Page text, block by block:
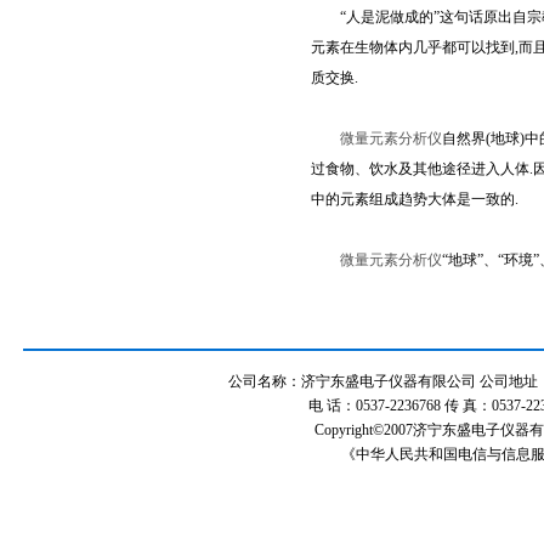
“人是泥做成的”这句话原出自宗
元素在生物体内几乎都可以找到,而
质交换.
微量元素分析仪自然界(地球)
过食物、饮水及其他途径进入人体.
中的元素组成趋势大体是一致的.
微量元素分析仪“地球”、“环境
公司名称：济宁东盛电子仪器有限公司 公司地
电 话：0537-2236768 传 真：0537-
Copyright©2007济宁东盛电子仪器
《中华人民共和国电信与信息